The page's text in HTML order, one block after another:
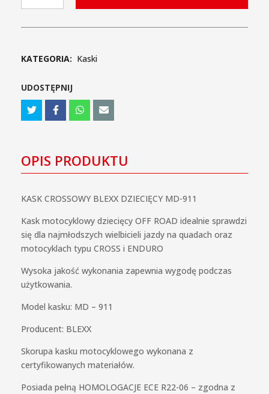
Crossowy
911
mat
KATEGORIA: Kaski
UDOSTĘPNIJ
OPIS PRODUKTU
KASK CROSSOWY BLEXX DZIECIĘCY MD-911
Kask motocyklowy dziecięcy OFF ROAD idealnie sprawdzi
się dla najmłodszych wielbicieli jazdy na quadach oraz
motocyklach typu CROSS i ENDURO
Wysoka jakość wykonania zapewnia wygodę podczas
użytkowania.
Model kasku: MD – 911
Producent: BLEXX
Skorupa kasku motocyklowego wykonana z
certyfikowanych materiałów.
Posiada pełną HOMOLOGACJE ECE R22-06 – zgodna z